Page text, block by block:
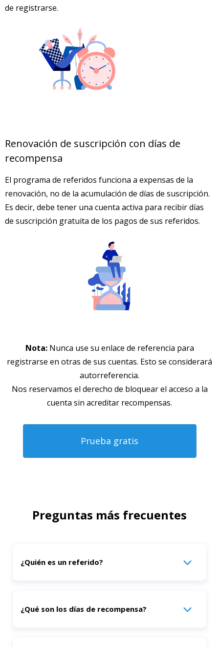
de registrarse.
Renovación de suscripción con días de
recompensa
El programa de referidos funciona a expensas de la
renovación, no de la acumulación de días de suscripción.
Es decir, debe tener una cuenta activa para recibir días
de suscripción gratuita de los pagos de sus referidos.
Nota:Nunca use su enlace de referencia para
registrarse en otras de sus cuentas. Esto se considerará
autorreferencia.
Nos reservamos el derecho de bloquear el acceso a la
cuenta sin acreditar recompensas.
Prueba gratis
Preguntas más frecuentes
¿Quién es un referido?
link de referencia.
¿Qué son los días de recompensa?